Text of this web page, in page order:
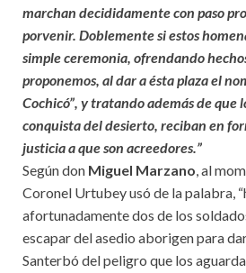
marchan decididamente con paso
porvenir. Doblemente si estos
simple ceremonia, ofrendando
proponemos, al dar a ésta plaza el
Cochicó”, y tratando además de que
conquista del desierto, reciban en
justicia a que son acreedores.”
Según don Miguel Marzano, al
Coronel Urtubey usó de la palabra,
afortunadamente dos de los
escapar del asedio aborigen para
Santerbó del peligro que los